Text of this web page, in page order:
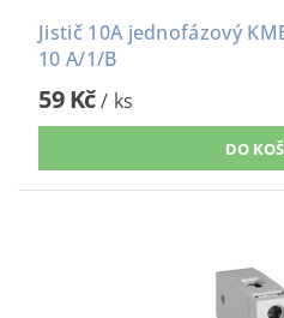
Jistič 10A jednofázový
10 A/1/B
59 Kč/ ks